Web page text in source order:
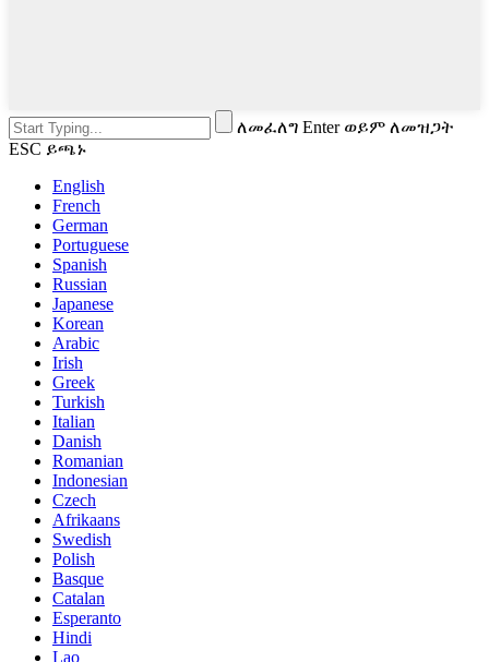
ለመፈለግ Enter ወይም ለመዝጋት
ESC ይጫኑ
English
French
German
Portuguese
Spanish
Russian
Japanese
Korean
Arabic
Irish
Greek
Turkish
Italian
Danish
Romanian
Indonesian
Czech
Afrikaans
Swedish
Polish
Basque
Catalan
Esperanto
Hindi
Lao